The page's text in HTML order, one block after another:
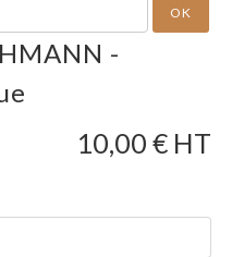
OK
-
10,00 € HT